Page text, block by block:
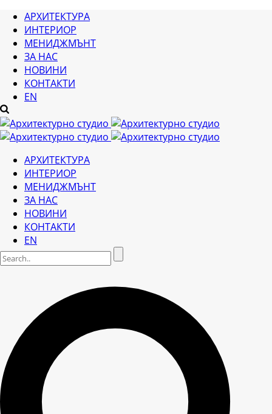
АРХИТЕКТУРА
ИНТЕРИОР
МЕНИДЖМЪНТ
ЗА НАС
НОВИНИ
КОНТАКТИ
EN
АРХИТЕКТУРА
ИНТЕРИОР
МЕНИДЖМЪНТ
ЗА НАС
НОВИНИ
КОНТАКТИ
EN